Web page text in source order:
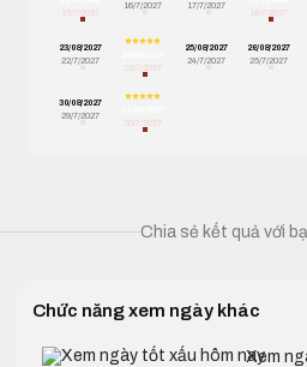
15/7/2027
16/7/2027
17/7/2027
18/7/2027
23/08/2027
22/7/2027
23/7/2027
25/08/2027
24/7/2027
26/08/2027
25/7/2027
30/08/2027
29/7/2027
30/7/2027
Chia sẻ kết quả với
Chức năng xem ngày khác
Xem